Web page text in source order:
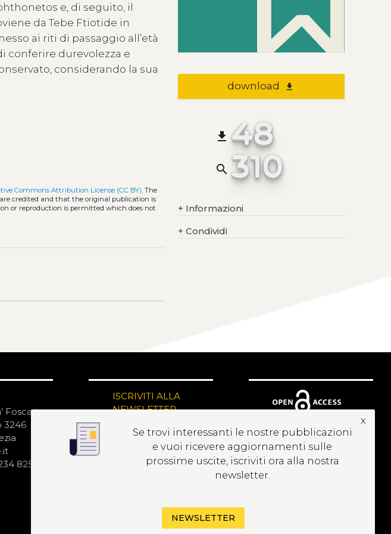
e, di seguito, il
da Tebe Ftiotide in
ai riti di passaggio all’età
conferire durevolezza e
considerando la sua
Commons Attribution License (CC BY). The
credited and that the original publication is
or reproduction is permitted which does not
download file_download
file_download 48
search 310
+ Informazioni
+ Condividi
Foscari
3246
8250
ISCRIVITI ALLA
NEWSLETTER
Se trovi interessanti le nostre pubblicazioni
e vuoi ricevere aggiornamenti sulle
prossime uscite, iscriviti ora alla nostra
newsletter.
x
NEWSLETTER